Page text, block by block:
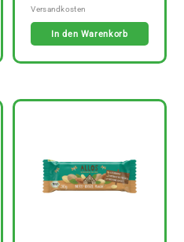
In den Warenkorb